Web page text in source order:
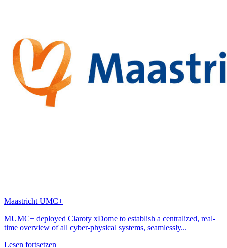
Maastricht UMC+
MUMC+ deployed Claroty xDome to establish a centralized, real-
time overview of all cyber-physical systems, seamlessly...
Lesen fortsetzen